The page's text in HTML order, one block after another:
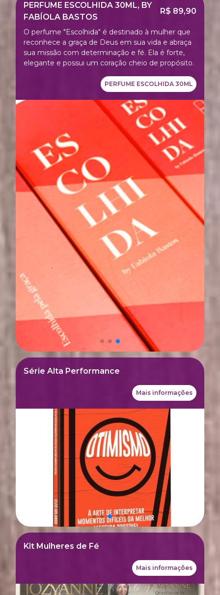
PERFUME ESCOLHIDA 30ML, BY
FABÍOLA BASTOS
R$ 89,90
O perfume "Escolhida" é destinado à mulher que
reconhece a graça de Deus em sua vida e abraça
sua missão com determinação e fé. Ela é forte,
elegante e possui um coração cheio de propósito.
PERFUME ESCOLHIDA 30ML
Série Alta Performance
Mais informações
Kit Mulheres de Fé
Mais informações